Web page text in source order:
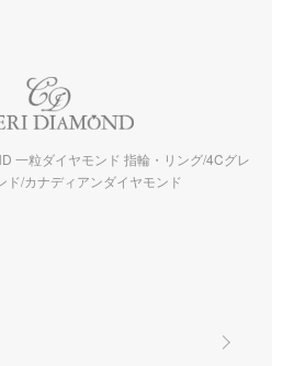
一粒ダイヤモンド 指輪・リング/4Cグレ
ド/カナディアンダイヤモンド